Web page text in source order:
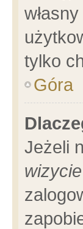
tylko
Góra
Jeżeli
wizycie